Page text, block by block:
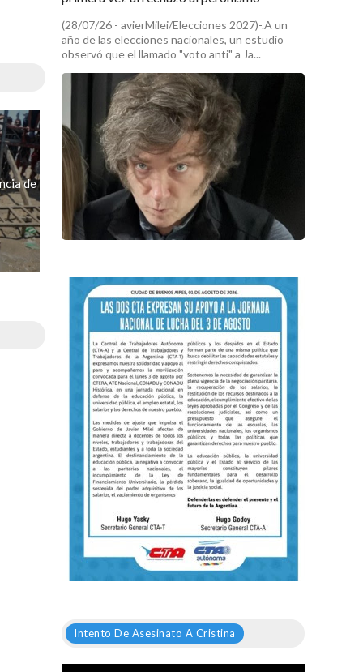
de
(28/07/26 - avierMilei/Elecciones 2027)-.A un
año de las elecciones nacionales, un estudio
observó que el llamado "voto anti" a Ja...
Intento De Asesinato A Cristina